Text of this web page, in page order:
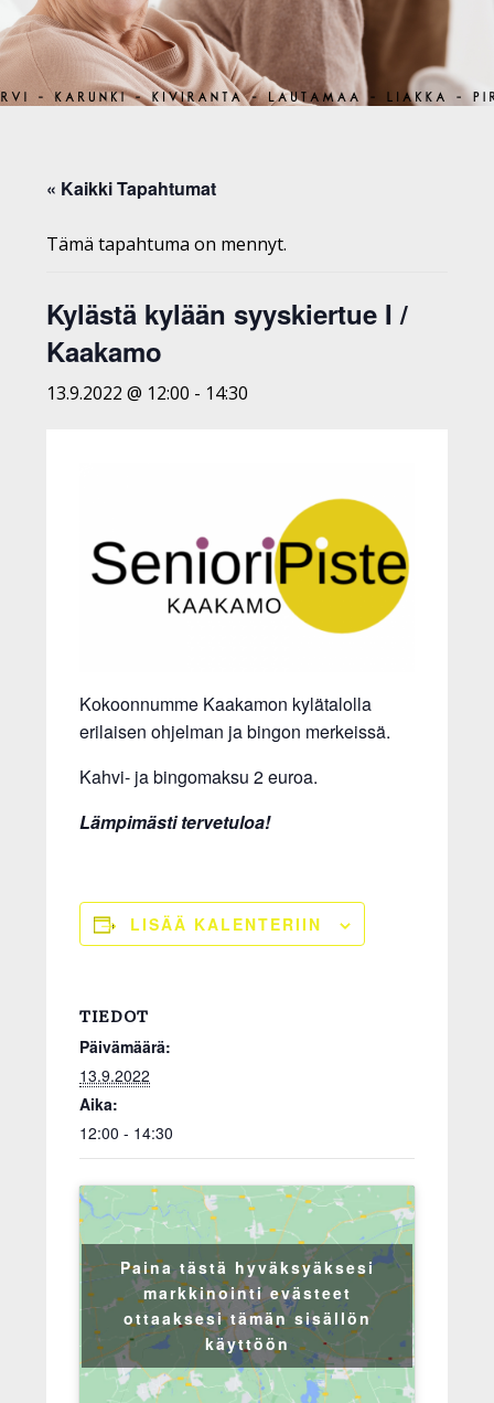
« Kaikki Tapahtumat
Tämä tapahtuma on mennyt.
Kylästä kylään syyskiertue I /
Kaakamo
13.9.2022 @ 12:00 - 14:30
Kokoonnumme Kaakamon kylätalolla
erilaisen ohjelman ja bingon merkeissä.
Kahvi- ja bingomaksu 2 euroa.
Lämpimästi tervetuloa!
LISÄÄ KALENTERIIN
TIEDOT
Päivämäärä:
13.9.2022
Aika:
12:00 - 14:30
Paina tästä hyväksyäksesi
markkinointi evästeet
ottaaksesi tämän sisällön
käyttöön